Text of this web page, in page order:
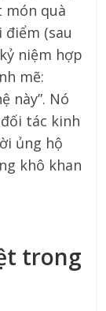
quà
(sau
niệm hợp
mẽ:
này”. Nó
tác kinh
ủng hộ
khô khan
trong